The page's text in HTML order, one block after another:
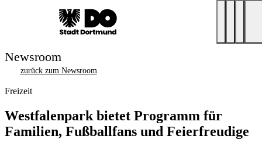
Newsroom
zurück zum Newsroom
Freizeit
Westfalenpark bietet Programm für
Familien, Fußballfans und Feierfreudige